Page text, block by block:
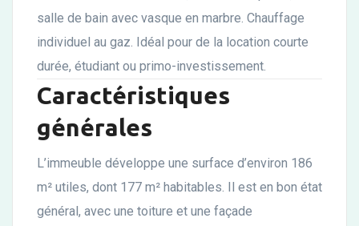
salle de bain avec vasque en marbre. Chauffage
individuel au gaz. Idéal pour de la location courte
durée, étudiant ou primo-investissement.
Caractéristiques
générales
L’immeuble développe une surface d’environ 186
m² utiles, dont 177 m² habitables. Il est en bon état
général, avec une toiture et une façade